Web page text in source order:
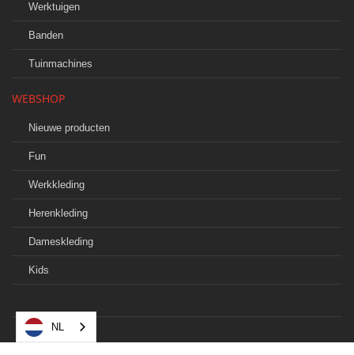
Werktuigen
Banden
Tuinmachines
WEBSHOP
Nieuwe producten
Fun
Werkkleding
Herenkleding
Dameskleding
Kids
NL